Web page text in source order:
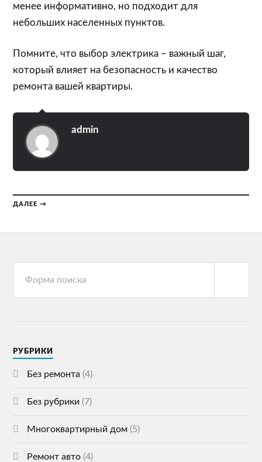
менее информативно, но подходит для
небольших населенных пунктов.
Помните, что выбор электрика – важный шаг,
который влияет на безопасность и качество
ремонта вашей квартиры.
admin
ДАЛЕЕ →
РУБРИКИ
Без ремонта (4)
Без рубрики (7)
Многоквартирный дом (5)
Ремонт авто (4)